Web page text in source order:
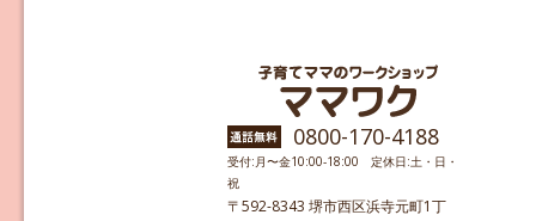
0800-170-4188
受付:月〜金10:00-18:00 定休日:土・日・
祝
〒592-8343 堺市西区浜寺元町1丁